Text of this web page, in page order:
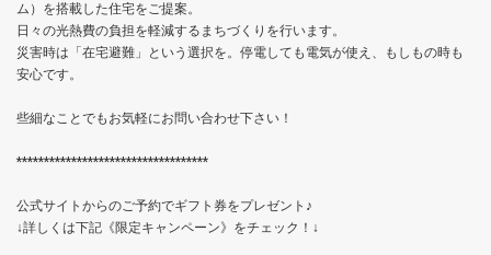
ム）を搭載した住宅をご提案。
日々の光熱費の負担を軽減するまちづくりを行います。
災害時は「在宅避難」という選択を。停電しても電気が使え、もしもの時も
安心です。
些細なことでもお気軽にお問い合わせ下さい！
***********************************
公式サイトからのご予約でギフト券をプレゼント♪
↓詳しくは下記《限定キャンペーン》をチェック！↓